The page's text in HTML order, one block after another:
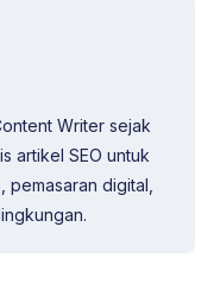
Writer sejak
artikel SEO untuk
digital,